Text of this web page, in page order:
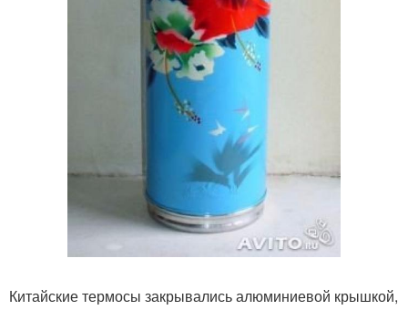
Китайские термосы закрывались алюминиевой крышкой,